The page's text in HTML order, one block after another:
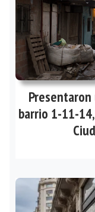
barrio 1-11-